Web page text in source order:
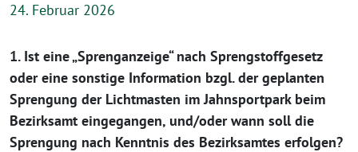
24. Februar 2026
1. Ist eine „Sprenganzeige“ nach Sprengstoffgesetz
oder eine sonstige Information bzgl. der geplanten
Sprengung der Lichtmasten im Jahnsportpark beim
Bezirksamt eingegangen, und/oder wann soll die
Sprengung nach Kenntnis des Bezirksamtes erfolgen?